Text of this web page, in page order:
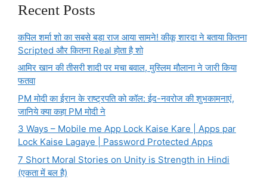
Recent Posts
कपिल शर्मा शो का सबसे बड़ा राज आया सामने! कीकू शारदा ने बताया कितना
Scripted और कितना Real होता है शो
आमिर खान की तीसरी शादी पर मचा बवाल, मुस्लिम मौलाना ने जारी किया
फतवा
PM मोदी का ईरान के राष्ट्रपति को कॉल: ईद-नवरोज की शुभकामनाएं,
जानिये क्या कहा PM मोदी ने
3 Ways – Mobile me App Lock Kaise Kare | Apps par
Lock Kaise Lagaye | Password Protected Apps
7 Short Moral Stories on Unity is Strength in Hindi
(एकता में बल है)